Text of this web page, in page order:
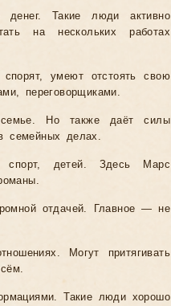
Такие люди активно
на нескольких работах
умеют отстоять свою
переговорщиками.
Но также даёт силы
семейных делах.
спорт, детей. Здесь Марс
отдачей. Главное — не
Могут притягивать
Такие люди хорошо